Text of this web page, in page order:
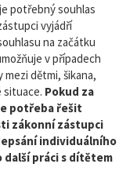
potřebný souhlas
vyjádří
na začátku
v případech
dětmi, šikana,
situace. Pokud za
potřeba řešit
zákonní zástupci
individuálního
práci s dítětem